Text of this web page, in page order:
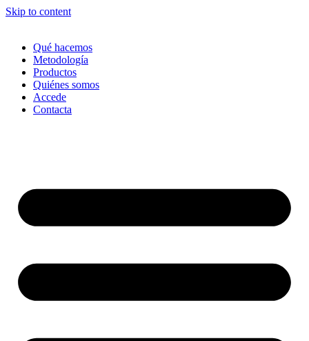
Skip to content
Qué hacemos
Metodología
Productos
Quiénes somos
Accede
Contacta